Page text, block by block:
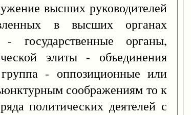
высших руководителей
в высших органах
государственные органы,
элиты - объединения
- оппозиционные или
соображениям то к
политических деятелей с